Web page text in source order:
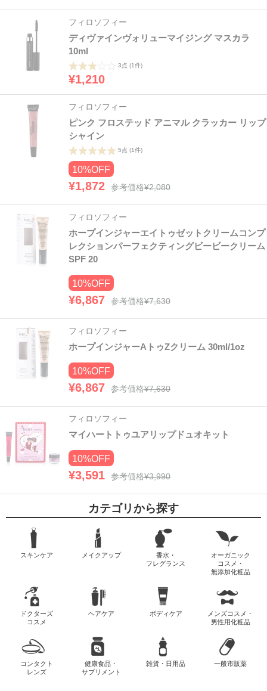
フィロソフィー
ディヴァインヴォリューマイジング マスカラ
10ml
3点 (1件)
¥1,210
フィロソフィー
ピンク フロステッド アニマル クラッカー リップ
シャイン
5点 (1件)
10%OFF
¥1,872 参考価格¥2,080
フィロソフィー
ホープインジャーエイトゥゼットクリームコンプ
レクションパーフェクティングビービークリーム
SPF 20
10%OFF
¥6,867 参考価格¥7,630
フィロソフィー
ホープインジャーAトゥZクリーム 30ml/1oz
10%OFF
¥6,867 参考価格¥7,630
フィロソフィー
マイハートトゥユアリップドュオキット
10%OFF
¥3,591 参考価格¥3,990
カテゴリから探す
スキンケア メイクアップ
香水・
フレグランス
オーガニック
コスメ・
無添加化粧品
ドクターズ
コスメ
ヘアケア ボディケア
メンズコスメ・
男性用化粧品
コンタクト
レンズ
健康食品・
サプリメント
雑貨・日用品 一般市販薬